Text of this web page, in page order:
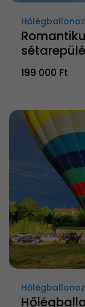
199 000 Ft